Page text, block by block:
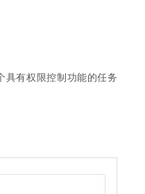
有权限控制功能的任务